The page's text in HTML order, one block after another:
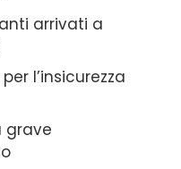
arrivati a
l’insicurezza
grave